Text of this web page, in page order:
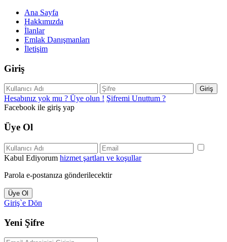
Ana Sayfa
Hakkımızda
İlanlar
Emlak Danışmanları
İletişim
Giriş
Giriş
Hesabınız yok mu ? Üye olun ! Şifremi Unuttum ?
Facebook ile giriş yap
Üye Ol
Kabul Ediyorum hizmet şartları ve koşullar
Parola e-postanıza gönderilecektir
Üye Ol
Giriş`e Dön
Yeni Şifre